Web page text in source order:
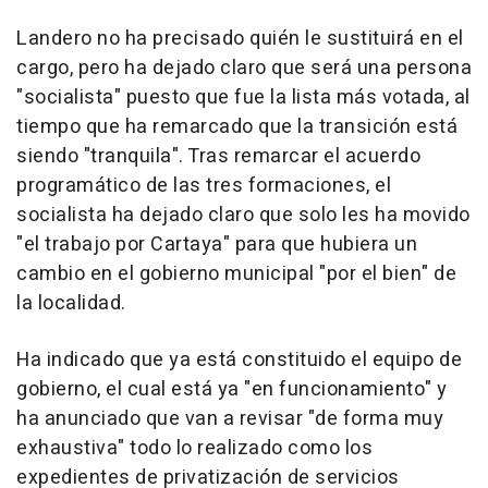
Landero no ha precisado quién le sustituirá en el
cargo, pero ha dejado claro que será una persona
"socialista" puesto que fue la lista más votada, al
tiempo que ha remarcado que la transición está
siendo "tranquila". Tras remarcar el acuerdo
programático de las tres formaciones, el
socialista ha dejado claro que solo les ha movido
"el trabajo por Cartaya" para que hubiera un
cambio en el gobierno municipal "por el bien" de
la localidad.
Ha indicado que ya está constituido el equipo de
gobierno, el cual está ya "en funcionamiento" y
ha anunciado que van a revisar "de forma muy
exhaustiva" todo lo realizado como los
expedientes de privatización de servicios